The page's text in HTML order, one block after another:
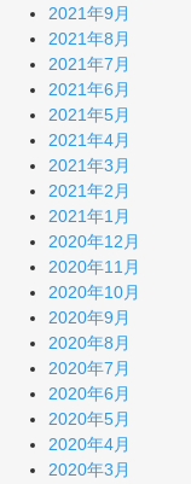
2021年9月
2021年8月
2021年7月
2021年6月
2021年5月
2021年4月
2021年3月
2021年2月
2021年1月
2020年12月
2020年11月
2020年10月
2020年9月
2020年8月
2020年7月
2020年6月
2020年5月
2020年4月
2020年3月